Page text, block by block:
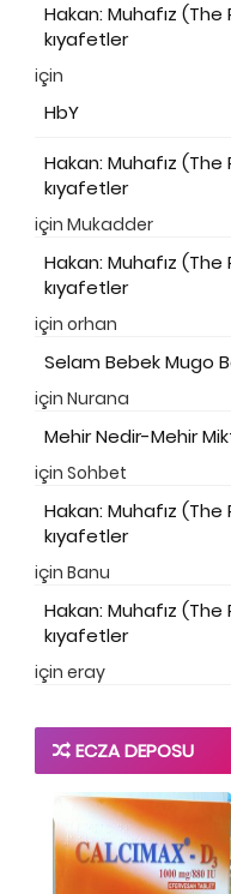
Hakan: Muhafız
kıyafetler
için
HbY
Hakan: Muhafız
kıyafetler
için Mukadder
Hakan: Muhafız
kıyafetler
için orhan
Selam Bebek Mugo
için Nurana
Mehir Nedir-Mehir
için Sohbet
Hakan: Muhafız
kıyafetler
için Banu
Hakan: Muhafız
kıyafetler
için eray
ECZA DEPOSU